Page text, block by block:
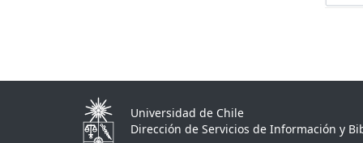
Universidad de Chile
Dirección de Servicios de Información y